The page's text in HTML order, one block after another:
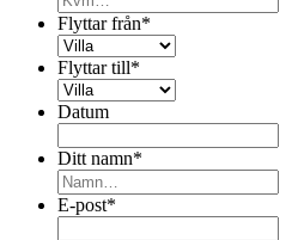
Flyttar från*
Flyttar till*
Datum
Ditt namn*
E-post*